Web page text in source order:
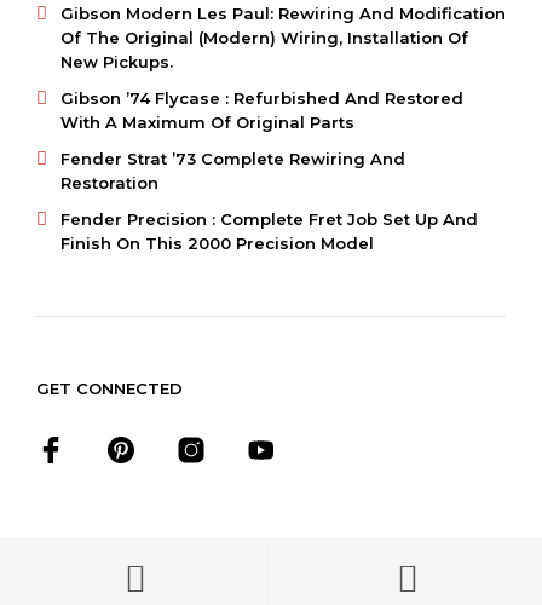
Gibson Modern Les Paul: Rewiring And Modification
Of The Original (modern) Wiring, Installation Of
New Pickups.
Gibson ’74 Flycase : Refurbished And Restored
With A Maximum Of Original Parts
Fender Strat ’73 Complete Rewiring And
Restoration
Fender Precision : Complete Fret Job Set Up And
Finish On This 2000 Precision Model
GET CONNECTED